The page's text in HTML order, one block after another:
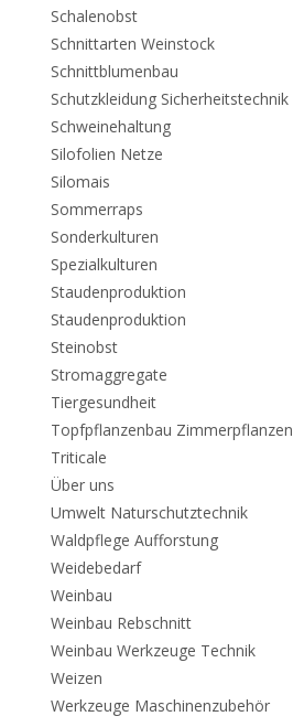
Schalenobst
Schnittarten Weinstock
Schnittblumenbau
Schutzkleidung Sicherheitstechnik
Schweinehaltung
Silofolien Netze
Silomais
Sommerraps
Sonderkulturen
Spezialkulturen
Staudenproduktion
Staudenproduktion
Steinobst
Stromaggregate
Tiergesundheit
Topfpflanzenbau Zimmerpflanzen
Triticale
Über uns
Umwelt Naturschutztechnik
Waldpflege Aufforstung
Weidebedarf
Weinbau
Weinbau Rebschnitt
Weinbau Werkzeuge Technik
Weizen
Werkzeuge Maschinenzubehör